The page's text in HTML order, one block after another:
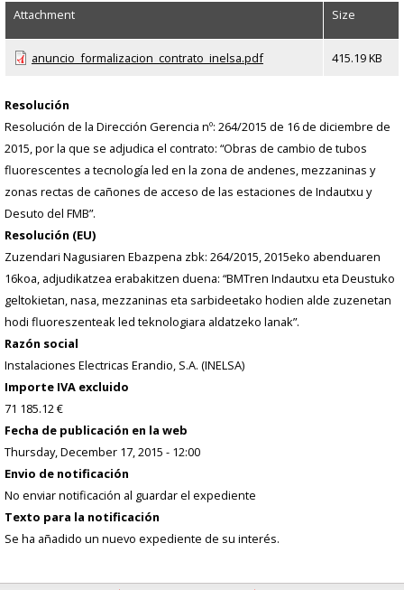
Attachment Size
anuncio_formalizacion_contrato_inelsa.pdf 415.19 KB
Resolución
Resolución de la Dirección Gerencia nº: 264/2015 de 16 de diciembre de
2015, por la que se adjudica el contrato: “Obras de cambio de tubos
fluorescentes a tecnología led en la zona de andenes, mezzaninas y
zonas rectas de cañones de acceso de las estaciones de Indautxu y
Desuto del FMB”.
Resolución (EU)
Zuzendari Nagusiaren Ebazpena zbk: 264/2015, 2015eko abenduaren
16koa, adjudikatzea erabakitzen duena: “BMTren Indautxu eta Deustuko
geltokietan, nasa, mezzaninas eta sarbideetako hodien alde zuzenetan
hodi fluoreszenteak led teknologiara aldatzeko lanak”.
Razón social
Instalaciones Electricas Erandio, S.A. (INELSA)
Importe IVA excluido
71 185.12 €
Fecha de publicación en la web
Thursday, December 17, 2015 - 12:00
Envio de notificación
No enviar notificación al guardar el expediente
Texto para la notificación
Se ha añadido un nuevo expediente de su interés.